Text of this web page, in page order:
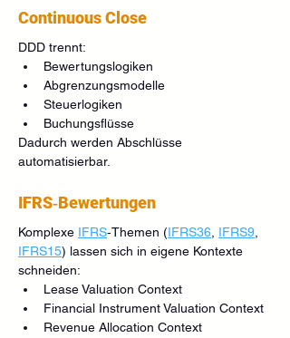
Continuous Close
DDD trennt:
Bewertungslogiken
Abgrenzungsmodelle
Steuerlogiken
Buchungsflüsse
Dadurch werden Abschlüsse
automatisierbar.
IFRS‑Bewertungen
Komplexe IFRS‑Themen (IFRS36 IFRS9
IFRS15) lassen sich in eigene Kontexte
schneiden:
Lease Valuation Context
Financial Instrument Valuation Context
Revenue Allocation Context